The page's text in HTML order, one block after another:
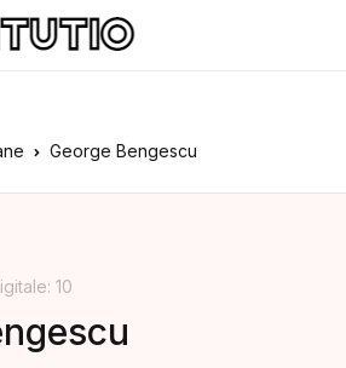
George Bengescu
10